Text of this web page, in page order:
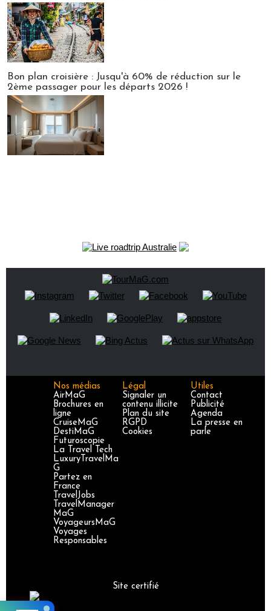
Bon plan croisière : Jusqu'à 60% de réduction sur le
2ème passager pour les départs 2026 !
Nos médias
AirMaG
Brochures en
ligne
CruiseMaG
DestiMaG
Futuroscopie
La Travel Tech
LuxuryTravelMa
G
Partez en
France
TravelJobs
TravelManager
MaG
VoyageursMaG
Voyages
Responsables
Légal
Signaler un
contenu illicite
Plan du site
RGPD
Cookies
Utiles
Contact
Publicité
Agenda
La presse en
parle
Site certifié